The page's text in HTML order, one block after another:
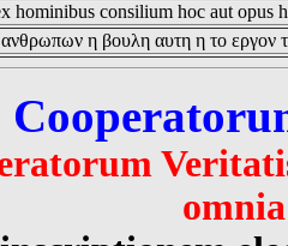
hominibus consilium hoc aut opus
η βουλη αυτη η το εργον